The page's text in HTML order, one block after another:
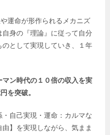
運命が形作られるメカニズ
身の『理論』に従って自分
として実現していき、１年
ン時代の１０倍の収入を実
を突破。
自己実現・運命：カルマな
】を実現しながら、気まま